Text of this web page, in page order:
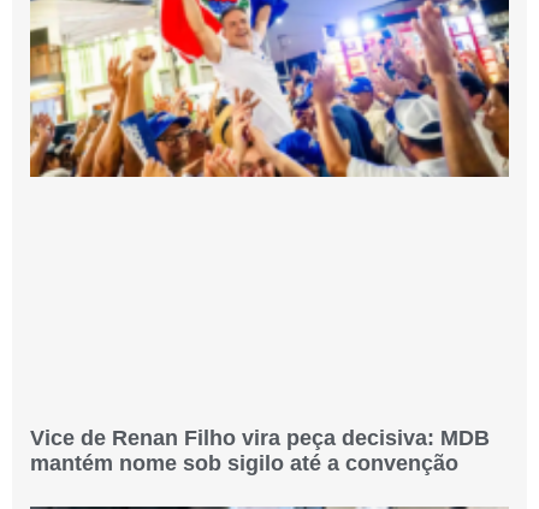
Vice de Renan Filho vira peça decisiva: MDB
mantém nome sob sigilo até a convenção